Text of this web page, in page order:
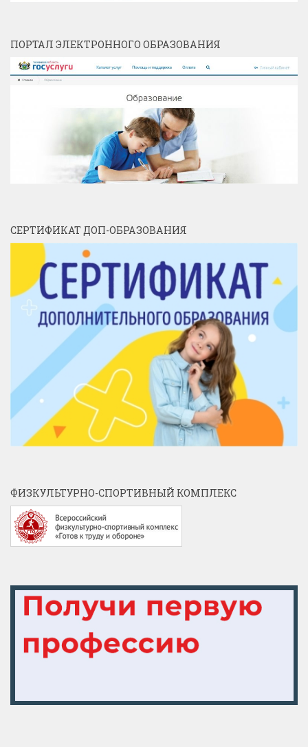
ПОРТАЛ ЭЛЕКТРОННОГО ОБРАЗОВАНИЯ
СЕРТИФИКАТ ДОП-ОБРАЗОВАНИЯ
ФИЗКУЛЬТУРНО-СПОРТИВНЫЙ КОМПЛЕКС